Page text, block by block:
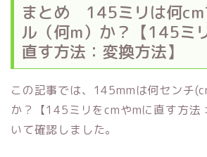
まとめ 145ミリは何cm
ル（何m）か？【145ミ
直す方法：変換方法】
この記事では、145mmは何センチ
か？【145ミリをcmやmに直す方法
いて確認しました。